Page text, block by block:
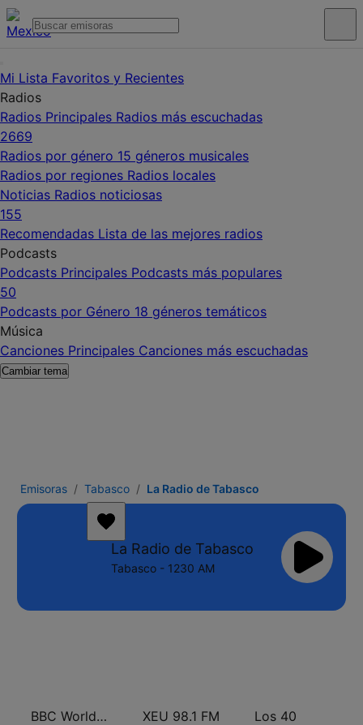
Mi Lista Favoritos y Recientes
Radios
Radios Principales Radios más escuchadas
2669
Radios por género 15 géneros musicales
Radios por regiones Radios locales
Noticias Radios noticiosas
155
Recomendadas Lista de las mejores radios
Podcasts
Podcasts Principales Podcasts más populares
50
Podcasts por Género 18 géneros temáticos
Música
Canciones Principales Canciones más escuchadas
Cambiar tema
Emisoras Tabasco La Radio de Tabasco
La Radio de Tabasco
Tabasco - 1230 AM
BBC World Service XEU 98.1 FM Los 40